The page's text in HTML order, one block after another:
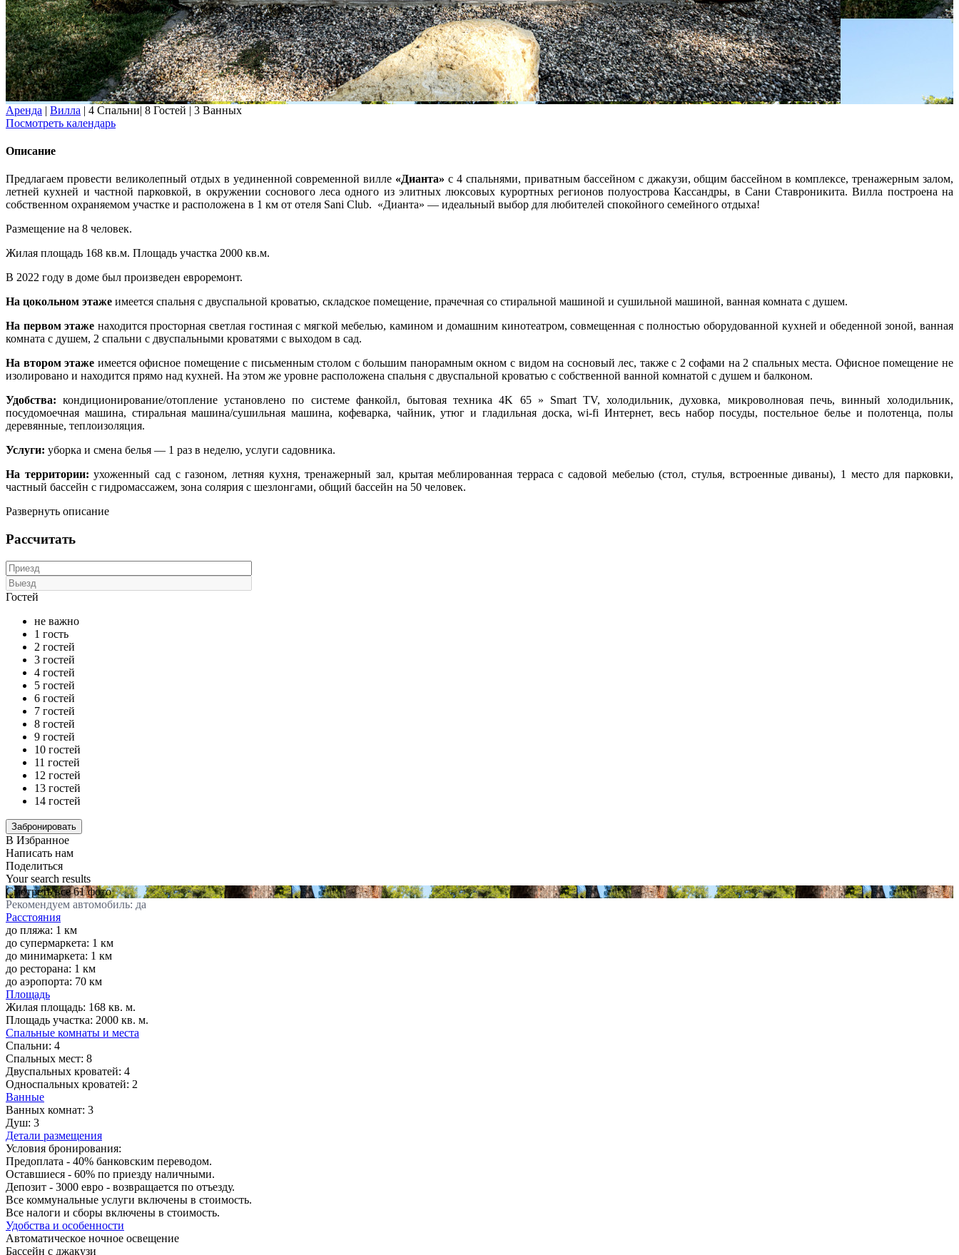
Аренда | Вилла | 4 Спальни| 8 Гостей | 3 Ванных
Посмотреть календарь
Описание
Предлагаем провести великолепный отдых в уединенной современной вилле «Дианта»с 4 спальнями, приватным бассейном с джакузи, общим бассейном в комплексе, тренажерным залом,
летней кухней и частной парковкой, в окружении соснового леса одного из элитных люксовых курортных регионов полуострова Кассандры, в Сани Ставроникита. Вилла построена на
собственном охраняемом участке и расположена в 1 км от отеля Sani Club. «Дианта» — идеальный выбор для любителей спокойного семейного отдыха!
Размещение на 8 человек.
Жилая площадь 168 кв.м. Площадь участка 2000 кв.м.
В 2022 году в доме был произведен евроремонт.
На цокольном этаже имеется спальня с двуспальной кроватью, складское помещение, прачечная со стиральной машиной и сушильной машиной, ванная комната с душем.
На первом этаже находится просторная светлая гостиная с мягкой мебелью, камином и домашним кинотеатром, совмещенная с полностью оборудованной кухней и обеденной зоной, ванная
комната с душем, 2 спальни с двуспальными кроватями с выходом в сад.
На втором этаже имеется офисное помещение с письменным столом с большим панорамным окном с видом на сосновый лес, также с 2 софами на 2 спальных места. Офисное помещение не
изолировано и находится прямо над кухней. На этом же уровне расположена спальня с двуспальной кроватью с собственной ванной комнатой с душем и балконом.
Удобства: кондиционирование/отопление установлено по системе фанкойл, бытовая техника 4K 65 » Smart TV, холодильник, духовка, микроволновая печь, винный холодильник,
посудомоечная машина, стиральная машина/сушильная машина, кофеварка, чайник, утюг и гладильная доска, wi-fi Интернет, весь набор посуды, постельное белье и полотенца, полы
деревянные, теплоизоляция.
Услуги: уборка и смена белья — 1 раз в неделю, услуги садовника.
На территории: ухоженный сад с газоном, летняя кухня, тренажерный зал, крытая меблированная терраса с садовой мебелью (стол, стулья, встроенные диваны), 1 место для парковки,
частный бассейн с гидромассажем, зона солярия с шезлонгами, общий бассейн на 50 человек.
Развернуть описание
Рассчитать
Гостей
не важно
1 гость
2 гостей
3 гостей
4 гостей
5 гостей
6 гостей
7 гостей
8 гостей
9 гостей
10 гостей
11 гостей
12 гостей
13 гостей
14 гостей
В Избранное
Написать нам
Поделиться
Your search results
Смотреть все 61 фото
Рекомендуем автомобиль: да
Расстояния
до пляжа: 1 км
до супермаркета: 1 км
до минимаркета: 1 км
до ресторана: 1 км
до аэропорта: 70 км
Площадь
Жилая площадь: 168 кв. м.
Площадь участка: 2000 кв. м.
Спальные комнаты и места
Спальни: 4
Спальных мест: 8
Двуспальных кроватей: 4
Односпальных кроватей: 2
Ванные
Ванных комнат: 3
Душ: 3
Детали размещения
Условия бронирования:
Предоплата - 40% банковским переводом.
Оставшиеся - 60% по приезду наличными.
Депозит - 3000 евро - возвращается по отъезду.
Все коммунальные услуги включены в стоимость.
Все налоги и сборы включены в стоимость.
Удобства и особенности
Автоматическое ночное освещение
Бассейн с джакузи